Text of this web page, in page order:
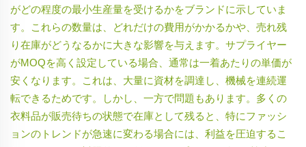
がどの程度の最小生産量を受けるかをブランドに示していま
す。これらの数量は、どれだけの費用がかかるかや、売れ残
り在庫がどうなるかに大きな影響を与えます。サプライヤー
がMOQを高く設定している場合、通常は一着あたりの単価が
安くなります。これは、大量に資材を調達し、機械を連続運
転できるためです。しかし、一方で問題もあります。多くの
衣料品が販売待ちの状態で在庫として残ると、特にファッシ
ョンのトレンドが急速に変わる場合には、利益を圧迫するこ